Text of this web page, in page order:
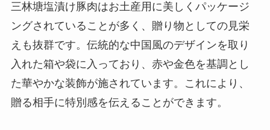
三林塘塩漬け豚肉はお土産用に美しくパッケージ
ングされていることが多く、贈り物としての見栄
えも抜群です。伝統的な中国風のデザインを取り
入れた箱や袋に入っており、赤や金色を基調とし
た華やかな装飾が施されています。これにより、
贈る相手に特別感を伝えることができます。